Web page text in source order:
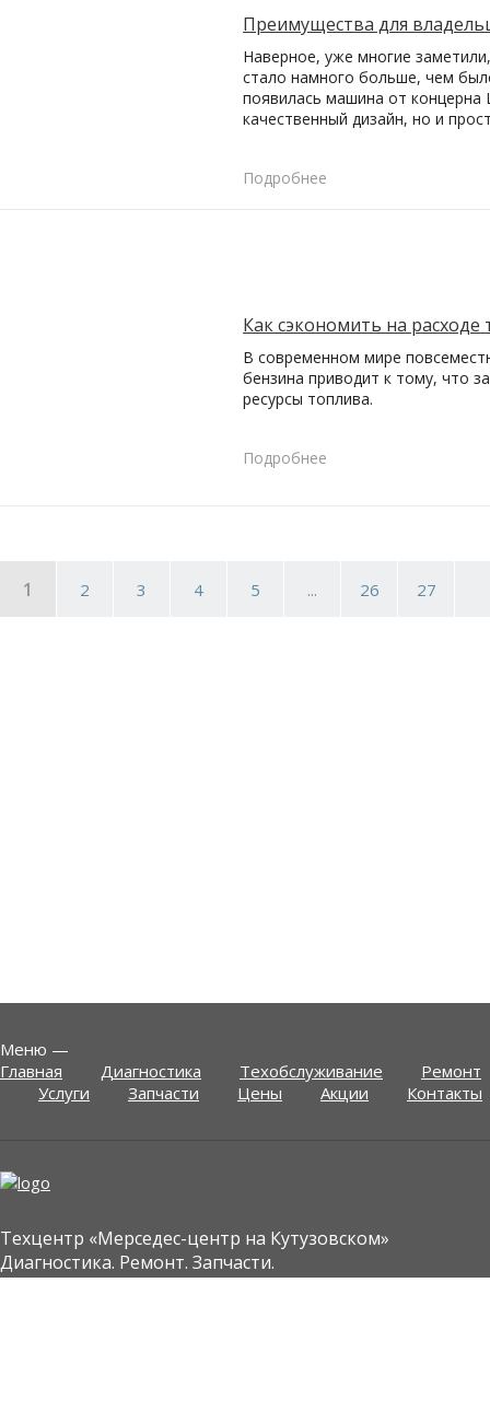
Преимущества для
Наверное, уже многие
стало намного больше, чем
появилась машина от
качественный дизайн, но и
Подробнее
Как сэкономить на
В современном мире
бензина приводит к тому, что
ресурсы топлива.
Подробнее
1 2 3 4 5 ... 26 27
Меню —
Главная
Диагностика Техобслуживание
Ремонт
Услуги
Запчасти Цены Акции Контакты
Техцентр «Мерседес-центр на Кутузовском»
Диагностика. Ремонт. Запчасти.